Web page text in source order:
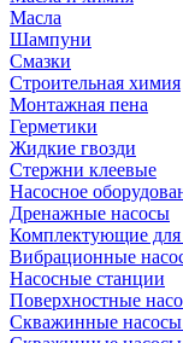
Масла
Шампуни
Смазки
Строительная химия
Монтажная пена
Герметики
Жидкие гвозди
Стержни клеевые
Насосное
Дренажные насосы
Комплектующие для
Вибрационные
Насосные станции
Поверхностные
Скважинные